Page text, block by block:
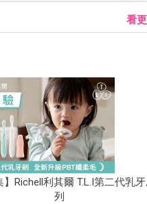
看
】Richell利其爾 T.L.I第二代乳
列